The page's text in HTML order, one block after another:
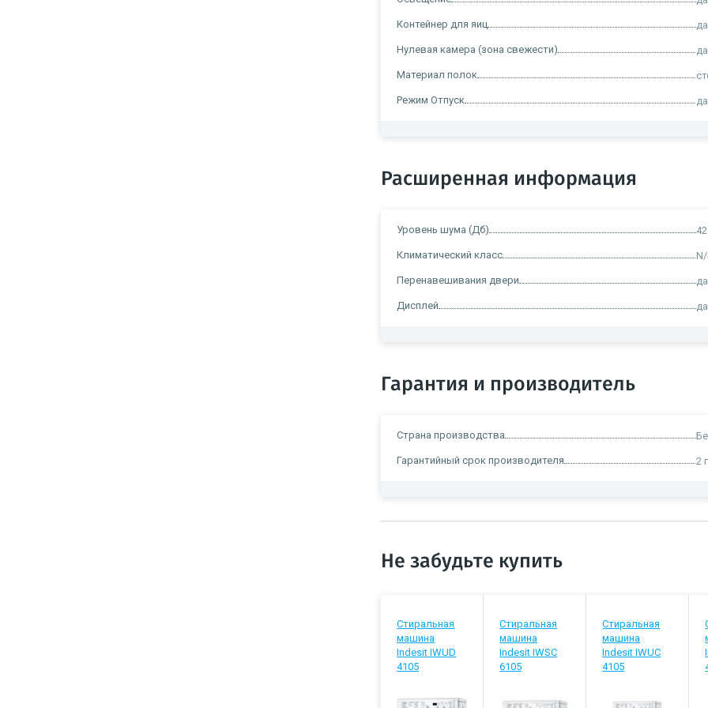
Контейнер для яиц да
Нулевая камера (зона свежести) да
Материал полок
Режим Отпуск да
Расширенная информация
Уровень шума (Дб)
Климатический класс
Перенавешивания двери да
Дисплей да
Гарантия и производитель
Страна производства
Гарантийный срок производителя 2
Не забудьте купить
Стиральная
машина
Indesit IWUD
4105
Стиральная
машина
Indesit IWSC
6105
Стиральная
машина
Indesit IWUC
4105